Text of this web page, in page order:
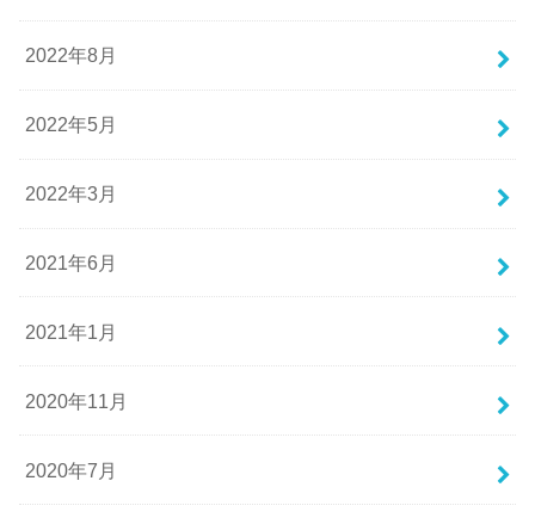
2022年8月
2022年5月
2022年3月
2021年6月
2021年1月
2020年11月
2020年7月